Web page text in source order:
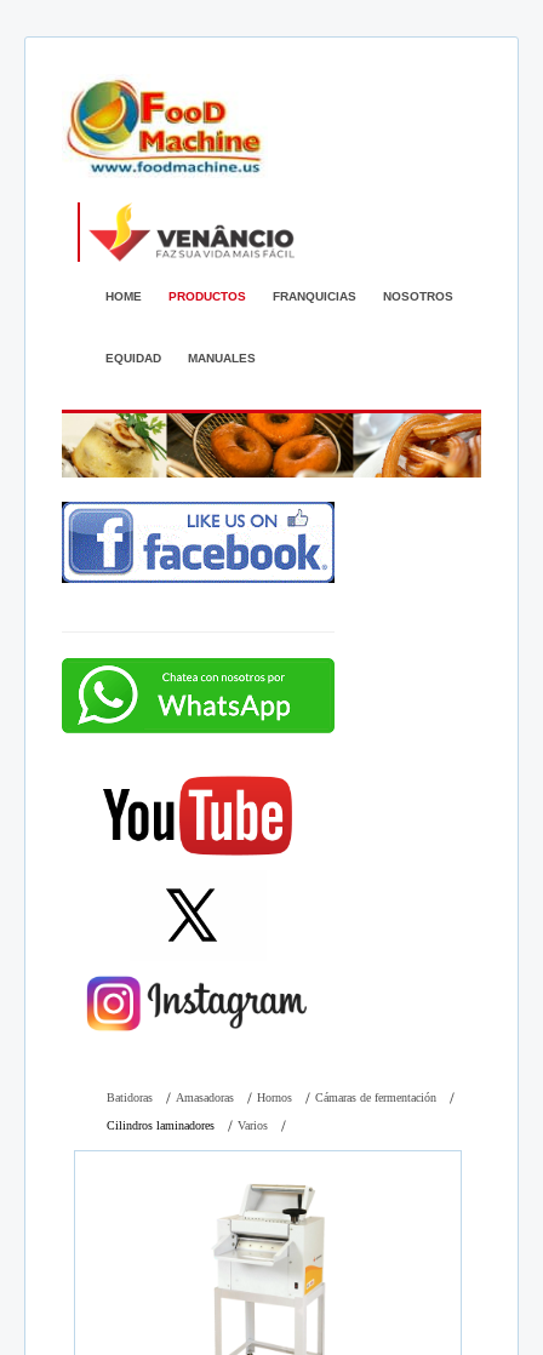
HOME PRODUCTOS FRANQUICIAS NOSOTROS
EQUIDAD MANUALES
Batidoras Amasadoras Hornos Cámaras de fermentación
Cilindros laminadores Varios